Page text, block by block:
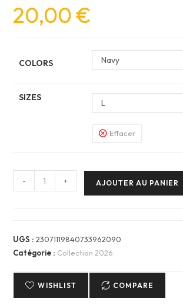
20,00€
COLORS Navy
SIZES
L
Effacer
de
-
Femme.
tendue
- + AJOUTER AU PANIER
UGS :23071119840733962090
Catégorie : Collection 2026
WISHLIST COMPARE